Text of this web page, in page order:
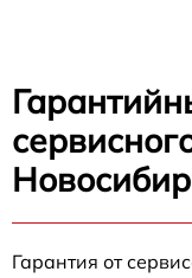
Гарантия от